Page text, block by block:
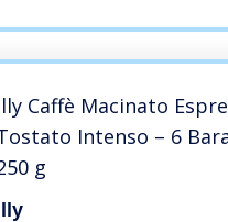
Caffè Macinato
Intenso – 6
g